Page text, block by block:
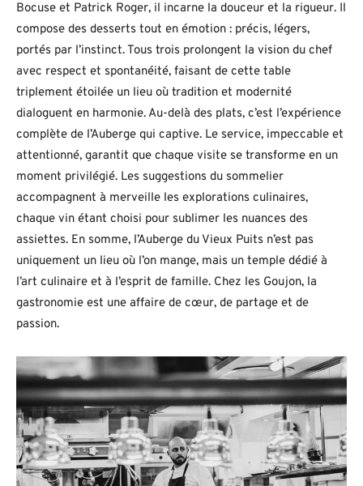
Bocuse et Patrick Roger, il incarne la douceur et la rigueur. Il
compose des desserts tout en émotion : précis, légers,
portés par l’instinct. Tous trois prolongent la vision du chef
avec respect et spontanéité, faisant de cette table
triplement étoilée un lieu où tradition et modernité
dialoguent en harmonie. Au-delà des plats, c’est l’expérience
complète de l’Auberge qui captive. Le service, impeccable et
attentionné, garantit que chaque visite se transforme en un
moment privilégié. Les suggestions du sommelier
accompagnent à merveille les explorations culinaires,
chaque vin étant choisi pour sublimer les nuances des
assiettes. En somme, l’Auberge du Vieux Puits n’est pas
uniquement un lieu où l’on mange, mais un temple dédié à
l’art culinaire et à l’esprit de famille. Chez les Goujon, la
gastronomie est une affaire de cœur, de partage et de
passion.